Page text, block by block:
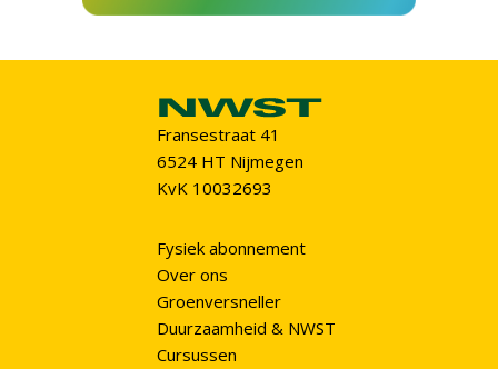
Fransestraat 41
6524 HT Nijmegen
KvK 10032693
Fysiek abonnement
Over ons
Groenversneller
Duurzaamheid & NWST
Cursussen